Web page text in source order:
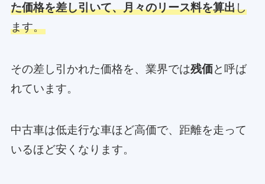
た価格を差し引いて、月々のリース料を算出し
ます。
その差し引かれた価格を、業界では残価と呼ば
れています。
中古車は低走行な車ほど高価で、距離を走って
いるほど安くなります。